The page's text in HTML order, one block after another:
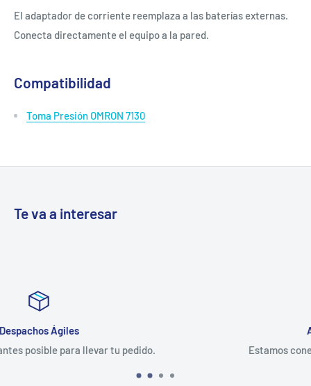
El adaptador de corriente reemplaza a las baterías externas.
Conecta directamente el equipo a la pared.
Compatibilidad
Toma Presión OMRON 7130
Te va a interesar
Estamos conectados y listos para